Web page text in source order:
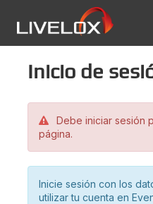
Inicio de
Debe iniciar sesión
página.
Inicie sesión con los
utilizar tu cuenta en